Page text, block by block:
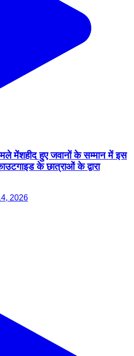
मेंशहीद हुए जवानों के सम्मान में इस
के छात्राओं के द्वारा
2026